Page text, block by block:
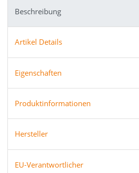
Beschreibung
Artikel Details
Eigenschaften
Produktinformationen
Hersteller
EU-Verantwortlicher